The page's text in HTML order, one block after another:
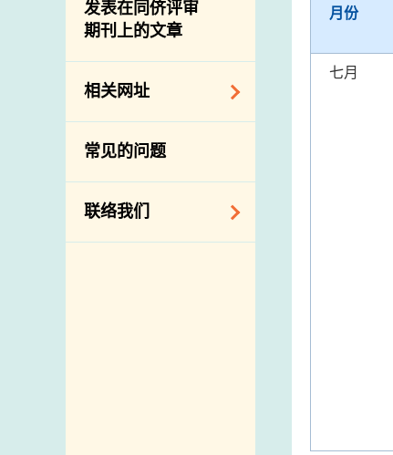
下载
公开比赛
发表在同侪评审
期刊上的文章
相关网址
相关政府部门／机
构
常见的问题
联络我们
月份
七月